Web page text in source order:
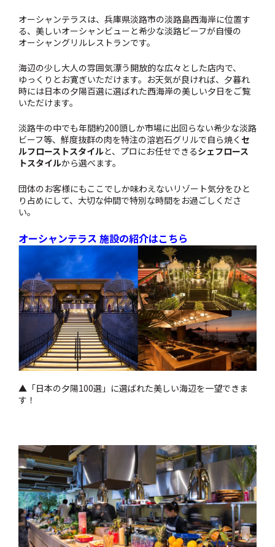
オーシャンテラスは、兵庫県淡路市の淡路島西海岸に位置す
る、美しいオーシャンビューと希少な淡路ビーフが自慢の
オーシャングリルレストランです。
海辺の少し大人の雰囲気漂う開放的な広々とした店内で、
ゆっくりとお寛ぎいただけます。お天気が良ければ、夕暮れ
時には日本の夕陽百選に選ばれた西海岸の美しい夕日をご覧
いただけます。
淡路牛の中でも年間約200頭しか市場に出回らない希少な淡路
ビーフ等、鮮度抜群の肉を特注の溶岩石グリルで自ら焼く セ
ルフローストスタイルと、プロにお任せできるシェフロース
トスタイルから選べます。
団体のお客様にもここでしか味わえないリゾート気分をひと
り占めにして、大切な仲間で特別な時間をお過ごしくださ
い。
オーシャンテラス 施設の紹介はこちら
▲「日本の夕陽100選」に選ばれた美しい海辺を一望できま
す！